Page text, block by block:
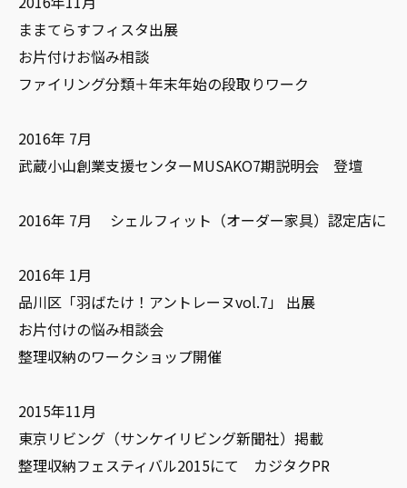
ままてらすフィスタ出展
お片付けお悩み相談
ファイリング分類＋年末年始の段取りワーク
2016年 7月
武蔵小山創業支援センターMUSAKO7期説明会 登壇
2016年 7月 シェルフィット（オーダー家具）認定店に
2016年 1月
品川区「羽ばたけ！アントレーヌvol.7」 出展
お片付けの悩み相談会
整理収納のワークショップ開催
2015年11月
東京リビング（サンケイリビング新聞社）掲載
整理収納フェスティバル2015にて カジタクPR